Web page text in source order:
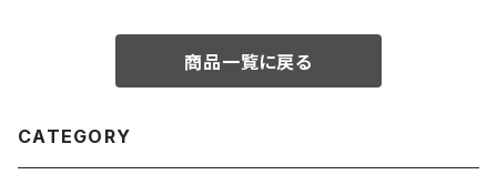
商品一覧に戻る
CATEGORY